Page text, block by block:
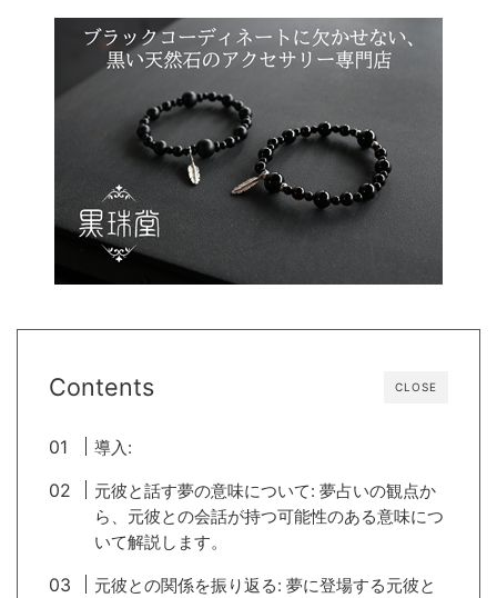
CLOSE
Contents
導入:
元彼と話す夢の意味について: 夢占いの観点か
ら、元彼との会話が持つ可能性のある意味につ
いて解説します。
元彼との関係を振り返る: 夢に登場する元彼と